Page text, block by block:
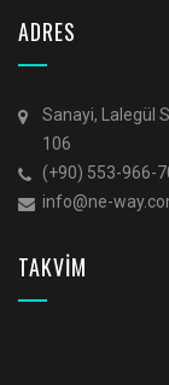
ADRES
Sanayi, Lalegül
106
(+90) 553-966-
info@ne-
TAKVİM